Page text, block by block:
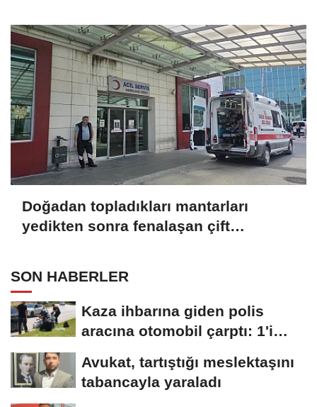
Doğadan topladıkları mantarları
yedikten sonra fenalaşan çift
SON HABERLER
Kaza ihbarına giden polis
aracına otomobil çarptı: 1'i
Avukat, tartıştığı meslektaşını
tabancayla yaraladı